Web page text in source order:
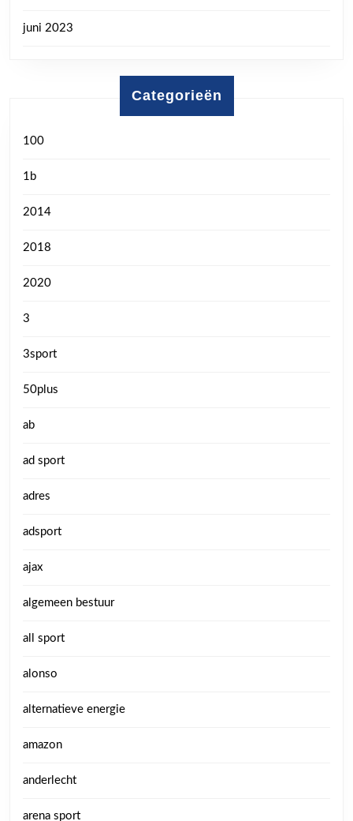
juni 2023
Categorieën
100
1b
2014
2018
2020
3
3sport
50plus
ab
ad sport
adres
adsport
ajax
algemeen bestuur
all sport
alonso
alternatieve energie
amazon
anderlecht
arena sport